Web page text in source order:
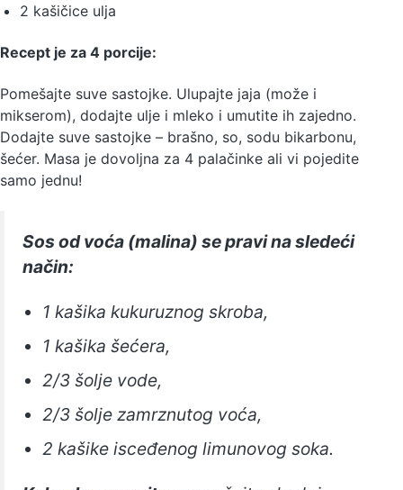
2 kašičice ulja
Recept je za 4 porcije:
Pomešajte suve sastojke. Ulupajte jaja (može i
mikserom), dodajte ulje i mleko i umutite ih zajedno.
Dodajte suve sastojke – brašno, so, sodu bikarbonu,
šećer. Masa je dovoljna za 4 palačinke ali vi pojedite
samo jednu!
Sos od voća (malina) se pravi na sledeći
način:
1 kašika kukuruznog skroba,
1 kašika šećera,
2/3 šolje vode,
2/3 šolje zamrznutog voća,
2 kašike isceđenog limunovog soka.